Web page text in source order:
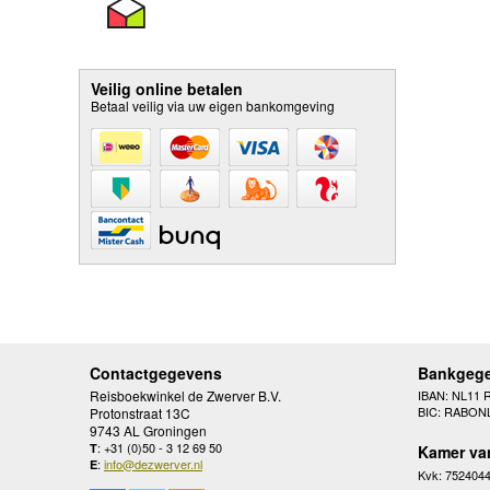
Veilig online betalen
Betaal veilig via uw eigen bankomgeving
Contactgegevens
Reisboekwinkel de Zwerver B.V.
Protonstraat 13C
9743 AL Groningen
T: +31 (0)50 - 3 12 69 50
E: info@dezwerver.nl
IBAN: NL11
BIC:
Kamer
Kvk: